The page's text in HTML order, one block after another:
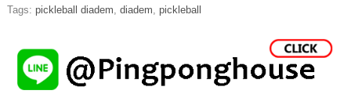
Tags: pickleball diadem diadem pickleball